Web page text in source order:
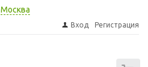
Москва
Вход Регистрация